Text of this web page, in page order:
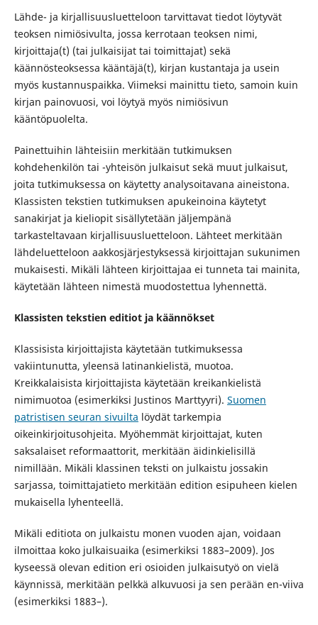
Lähde- ja kirjallisuusluetteloon tarvittavat tiedot löytyvät
teoksen nimiösivulta, jossa kerrotaan teoksen nimi,
kirjoittaja(t) (tai julkaisijat tai toimittajat) sekä
käännösteoksessa kääntäjä(t), kirjan kustantaja ja usein
myös kustannuspaikka. Viimeksi mainittu tieto, samoin kuin
kirjan painovuosi, voi löytyä myös nimiösivun
kääntöpuolelta.
Painettuihin lähteisiin merkitään tutkimuksen
kohdehenkilön tai -yhteisön julkaisut sekä muut julkaisut,
joita tutkimuksessa on käytetty analysoitavana aineistona.
Klassisten tekstien tutkimuksen apukeinoina käytetyt
sanakirjat ja kieliopit sisällytetään jäljempänä
tarkasteltavaan kirjallisuusluetteloon. Lähteet merkitään
lähdeluetteloon aakkosjärjestyksessä kirjoittajan sukunimen
mukaisesti. Mikäli lähteen kirjoittajaa ei tunneta tai mainita,
käytetään lähteen nimestä muodostettua lyhennettä.
Klassisten tekstien editiot ja käännökset
Klassisista kirjoittajista käytetään tutkimuksessa
vakiintunutta, yleensä latinankielistä, muotoa.
Kreikkalaisista kirjoittajista käytetään kreikankielistä
nimimuotoa (esimerkiksi Justinos Marttyyri). Suomen
patristisen seuran sivuilta löydät tarkempia
oikeinkirjoitusohjeita. Myöhemmät kirjoittajat, kuten
saksalaiset reformaattorit, merkitään äidinkielisillä
nimillään. Mikäli klassinen teksti on julkaistu jossakin
sarjassa, toimittajatieto merkitään edition esipuheen kielen
mukaisella lyhenteellä.
Mikäli editiota on julkaistu monen vuoden ajan, voidaan
ilmoittaa koko julkaisuaika (esimerkiksi 1883–2009). Jos
kyseessä olevan edition eri osioiden julkaisutyö on vielä
käynnissä, merkitään pelkkä alkuvuosi ja sen perään en-viiva
(esimerkiksi 1883–).